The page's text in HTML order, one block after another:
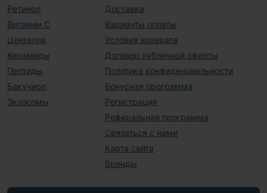
Ретинол
Витамин С
Центелла
Керамиды
Пептиды
Бакучиол
Экзосомы
Доставка
Варианты оплаты
Условия возврата
Договор публичной оферты
Политика конфиденциальности
Бонусная программа
Регистрация
Реферальная программа
Связаться с нами
Карта сайта
Бренды